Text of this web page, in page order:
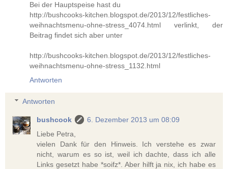
Bei der Hauptspeise hast du
http://bushcooks-kitchen.blogspot.de/2013/12/festliches-
weihnachtsmenu-ohne-stress_4074.html verlinkt, der
Beitrag findet sich aber unter
http://bushcooks-kitchen.blogspot.de/2013/12/festliches-
weihnachtsmenu-ohne-stress_1132.html
Antworten
Antworten
bushcook
6. Dezember 2013 um 08:09
Liebe Petra,
vielen Dank für den Hinweis. Ich verstehe es zwar
nicht, warum es so ist, weil ich dachte, dass ich alle
Links gesetzt habe *soifz*. Aber hilft ja nix, ich habe es